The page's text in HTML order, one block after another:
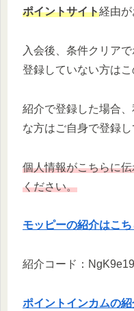
ポイントサイト経由が
入会後、条件クリア
登録していない方はこ
紹介で登録した場合
な方はご自身で登録し
個人情報がこちらに
ください。
モッピーの紹介はこち
紹介コード：
ポイントインカムの